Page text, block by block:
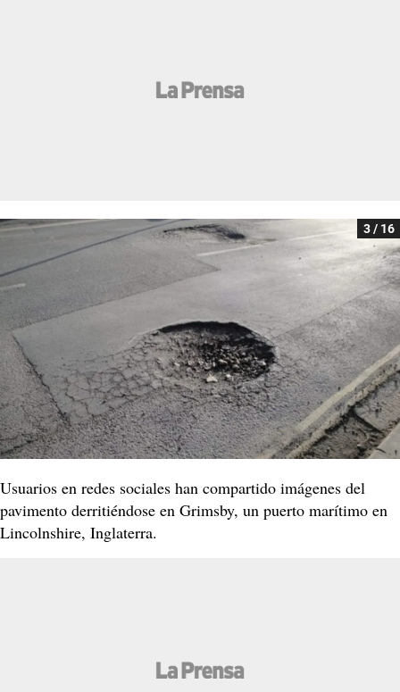
3 / 16
Usuarios en redes sociales han compartido imágenes del
pavimento derritiéndose en Grimsby, un puerto marítimo en
Lincolnshire, Inglaterra.